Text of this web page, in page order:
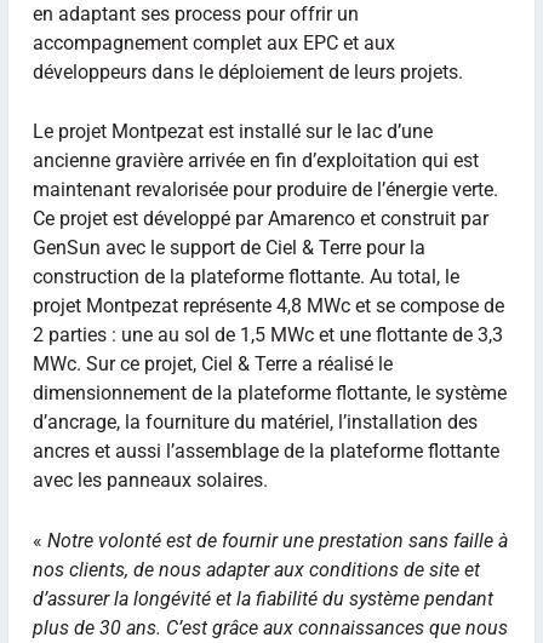
en adaptant ses process pour offrir un
accompagnement complet aux EPC et aux
développeurs dans le déploiement de leurs projets.
Le projet Montpezat est installé sur le lac d’une
ancienne gravière arrivée en fin d’exploitation qui est
maintenant revalorisée pour produire de l’énergie verte.
Ce projet est développé par Amarenco et construit par
GenSun avec le support de Ciel & Terre pour la
construction de la plateforme flottante. Au total, le
projet Montpezat représente 4,8 MWc et se compose de
2 parties : une au sol de 1,5 MWc et une flottante de 3,3
MWc. Sur ce projet, Ciel & Terre a réalisé le
dimensionnement de la plateforme flottante, le système
d’ancrage, la fourniture du matériel, l’installation des
ancres et aussi l’assemblage de la plateforme flottante
avec les panneaux solaires.
« Notre volonté est de fournir une prestation sans faille à
nos clients, de nous adapter aux conditions de site et
d’assurer la longévité et la fiabilité du système pendant
plus de 30 ans. C’est grâce aux connaissances que nous